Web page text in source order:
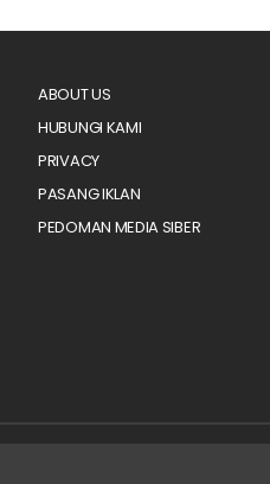
ABOUT US
HUBUNGI KAMI
PRIVACY
PASANG IKLAN
PEDOMAN MEDIA SIBER